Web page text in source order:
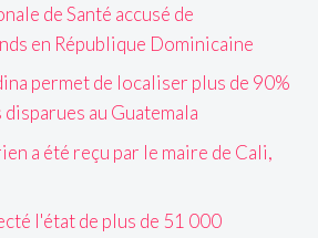
de Santé accusé de
en République Dominicaine
permet de localiser plus de 90%
au Guatemala
a été reçu par le maire de Cali,
l'état de plus de 51 000